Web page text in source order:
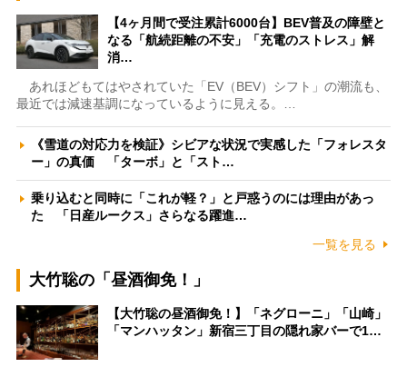
【4ヶ月間で受注累計6000台】BEV普及の障壁と
なる「航続距離の不安」「充電のストレス」解
消…
あれほどもてはやされていた「EV（BEV）シフト」の潮流も、
最近では減速基調になっているように見える。…
《雪道の対応力を検証》シビアな状況で実感した「フォレスタ
ー」の真価 「ターボ」と「スト…
乗り込むと同時に「これが軽？」と戸惑うのには理由があっ
た 「日産ルークス」さらなる躍進…
一覧を見る
大竹聡の「昼酒御免！」
【大竹聡の昼酒御免！】「ネグローニ」「山崎」
「マンハッタン」新宿三丁目の隠れ家バーで1…